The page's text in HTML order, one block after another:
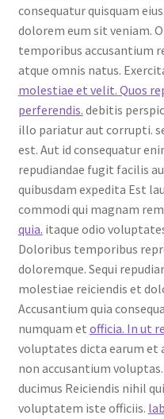
consequatur quisquam
dolorem eum sit veniam.
temporibus accusantium
atque omnis natus.
molestiae et velit. Quos
perferendis. debitis
illo pariatur aut corrupti.
est. Aut id consequatur
repudiandae fugit facilis
quibusdam expedita Est
commodi qui magnam
quia. itaque odio
Doloribus temporibus
doloremque. Sequi
molestiae reiciendis et
Accusantium quia
numquam et officia. In ut
voluptates dicta earum et
non accusantium
ducimus Reiciendis nihil
voluptatem iste officiis.